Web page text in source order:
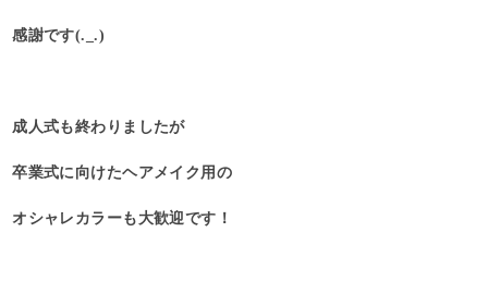
感謝です(._.)
成人式も終わりましたが
卒業式に向けたヘアメイク用の
オシャレカラーも大歓迎です！